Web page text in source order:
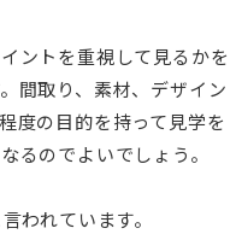
ントを重視して見るかを
間取り、素材、デザイン
度の目的を持って見学を
るのでよいでしょう。
われています。